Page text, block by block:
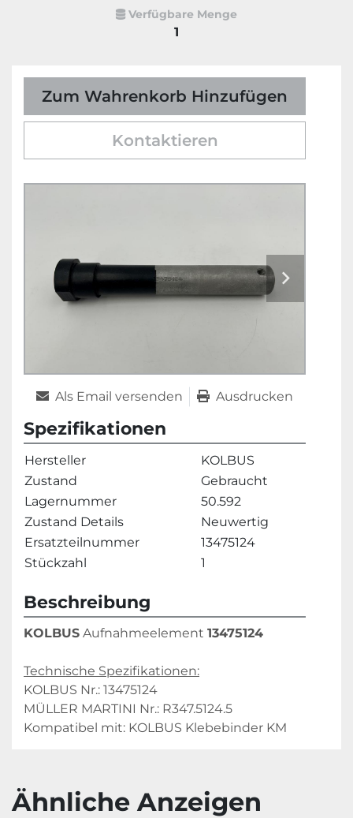
Verfügbare Menge
1
Zum Wahrenkorb Hinzufügen
Kontaktieren
Als Email versenden Ausdrucken
Spezifikationen
Hersteller
KOLBUS
Zustand
Gebraucht
Lagernummer
50.592
Zustand Details
Neuwertig
Ersatzteilnummer
13475124
Stückzahl
1
Beschreibung
KOLBUS Aufnahmeelement 13475124
Technische Spezifikationen:
KOLBUS Nr.: 13475124
MÜLLER MARTINI Nr.: R347.5124.5
Kompatibel mit: KOLBUS Klebebinder KM
Ähnliche Anzeigen